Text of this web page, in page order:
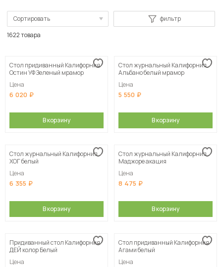
Сортировать
Сначала дорогие
фильтр
1622 товара
Стол придиванный Калифорния
Остин УФ Зеленый мрамор
Цена
6 020
В корзину
Стол журнальный Калифорния
Альбано белый мрамор
Цена
5 550
В корзину
Стол журнальный Калифорния
ХОГ белый
Цена
6 355
В корзину
Стол журнальный Калифорния
Маджоре акация
Цена
8 475
В корзину
Придиванный стол Калифорния
ДЕЙ колор Белый
Цена
Стол придиванный Калифорния
Агами белый
Цена